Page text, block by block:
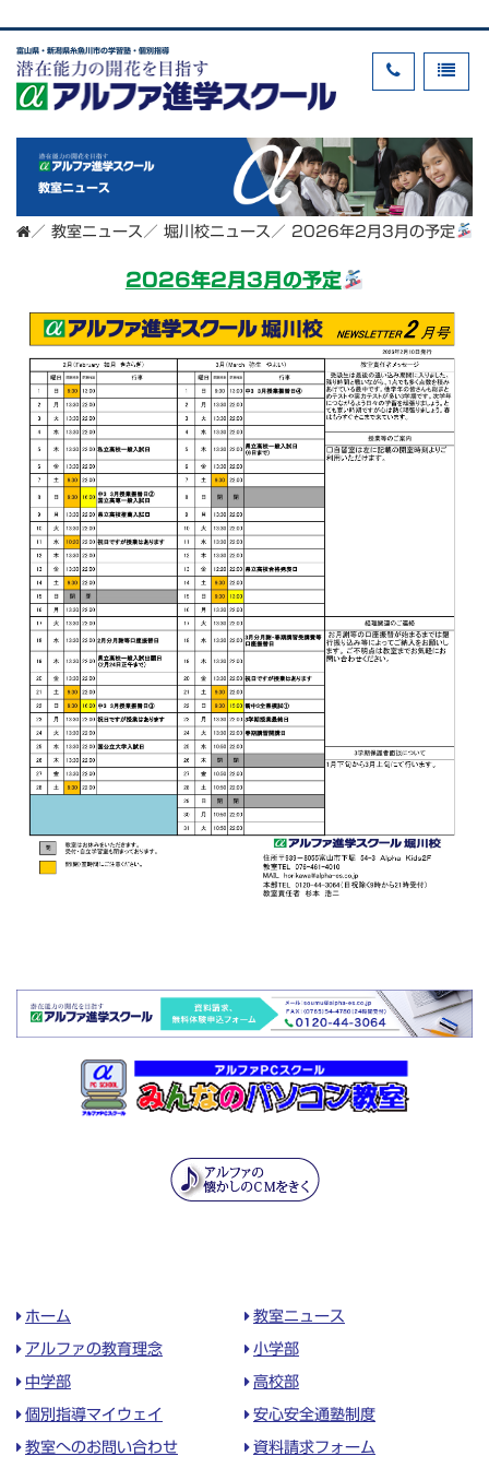
富山県・新潟県糸魚川市の学習塾・個別指導
教室ニュース
／ 教室ニュース ／ 堀川校ニュース ／ 2026年2月3月の予定
2026年2月3月の予定
ホーム 教室ニュース
アルファの教育理念 小学部
中学部 高校部
個別指導マイウェイ 安心安全通塾制度
教室へのお問い合わせ 資料請求フォーム